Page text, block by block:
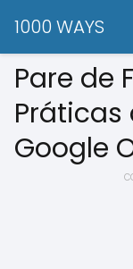
1000 WAYS
Pare de
Práticas
Google